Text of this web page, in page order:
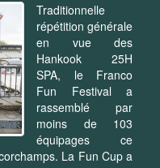
Traditionnelle
répétition générale
en vue des
Hankook 25H
SPA, le Franco
Fun Festival a
rassemblé par
moins de 103
équipages ce
La Fun Cup a